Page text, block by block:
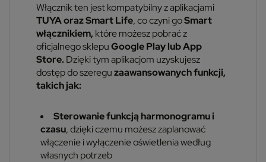
Włącznik ten jest kompatybilny z aplikacjami
TUYA oraz Smart Life, co czyni goSmart
włącznikiem, które możesz pobrać z
oficjalnego sklepuGoogle Play lub App
Store. Dzięki tym aplikacjom uzyskujesz
dostęp do szereguzaawansowanych funkcji,
takich jak:
Sterowanie funkcją harmonogramu i
czasu, dzięki czemu możesz zaplanować
włączenie i wyłączenie oświetlenia według
własnych potrzeb